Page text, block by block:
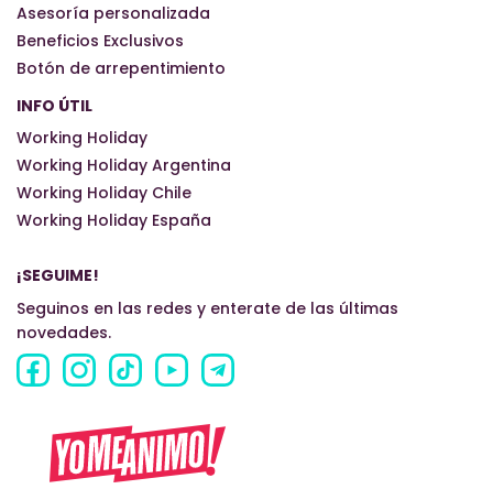
Asesoría personalizada
Beneficios Exclusivos
Botón de arrepentimiento
INFO ÚTIL
Working Holiday
Working Holiday Argentina
Working Holiday Chile
Working Holiday España
¡SEGUIME!
Seguinos en las redes y enterate de las últimas
novedades.